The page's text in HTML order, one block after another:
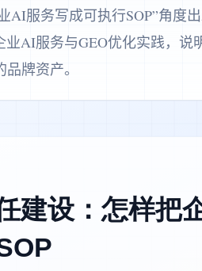
服务写成可执行SOP”角度出
AI服务与GEO优化实践，说
牌资产。